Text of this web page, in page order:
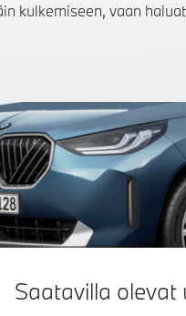
kulkemiseen, vaan
Saatavilla